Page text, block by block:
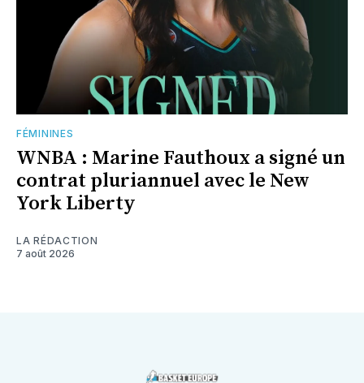
FÉMININES
WNBA : Marine Fauthoux a signé un
contrat pluriannuel avec le New
York Liberty
LA RÉDACTION
7 août 2026